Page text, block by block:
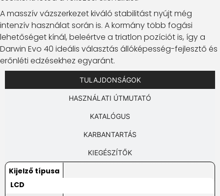
A masszív vázszerkezet kiváló stabilitást nyújt még
intenzív használat során is. A kormány több fogási
lehetőséget kínál, beleértve a triatlon pozíciót is, így a
Darwin Evo 40 ideális választás állóképesség-fejlesztő és
erőnléti edzésekhez egyaránt.
TULAJDONSÁGOK
HASZNÁLATI ÚTMUTATÓ
KATALÓGUS
KARBANTARTÁS
KIEGÉSZÍTŐK
Kijelző típusa
LCD